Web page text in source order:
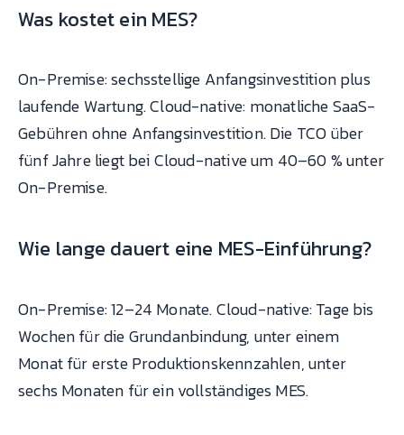
Was kostet ein MES?
On-Premise: sechsstellige Anfangsinvestition plus
laufende Wartung. Cloud-native: monatliche SaaS-
Gebühren ohne Anfangsinvestition. Die TCO über
fünf Jahre liegt bei Cloud-native um 40–60 % unter
On-Premise.
Wie lange dauert eine MES-Einführung?
On-Premise: 12–24 Monate. Cloud-native: Tage bis
Wochen für die Grundanbindung, unter einem
Monat für erste Produktionskennzahlen, unter
sechs Monaten für ein vollständiges MES.